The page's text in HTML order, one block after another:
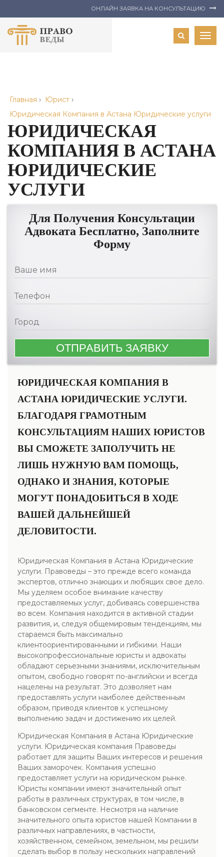
ОНЛАЙН ЗАЯВКА НА КОНСУЛЬТАЦИЮ
Главная › Юрист ›
Юридическая Компания в Астана Юридические услуги
ЮРИДИЧЕСКАЯ
КОМПАНИЯ В АСТАНА
ЮРИДИЧЕСКИЕ
УСЛУГИ
Для Получения Консультации
Адвоката Бесплатно, Заполните
Форму
ЮРИДИЧЕСКАЯ КОМПАНИЯ В
АСТАНА ЮРИДИЧЕСКИЕ УСЛУГИ.
БЛАГОДАРЯ ГРАМОТНЫМ
КОНСУЛЬТАЦИЯМ НАШИХ ЮРИСТОВ
ВЫ СМОЖЕТЕ ЗАПОЛУЧИТЬ НЕ
ЛИШЬ НУЖНУЮ ВАМ ПОМОЩЬ,
ОДНАКО И ЗНАНИЯ, КОТОРЫЕ
МОГУТ ПОНАДОБИТЬСЯ В ХОДЕ
ВАШЕЙ ДАЛЬНЕЙШЕЙ
ДЕЛОВИТОСТИ.
Юридическая Компания в Астана Юридические
услуги. Правоведы – это прежде всего команда
экспертов, отлично знающих и любящих свое дело.
Мы уделяем особое внимание качеству
предоставляемых услуг, добиваясь совершенства
во всем. Компания находится в активной стадии
развития, и, следуя общемировым тенденциям, мы
стараемся быть максимально
клиентоориентированными и гибкими. Наши
высокопрофессиональные юристы и адвокаты
обладают серьезными знаниями, исключительным
опытом, свободно говорят по-английски и всегда
нацелены на результат. Это дозволяет нам
предоставлять услуги наиболее действенным
образом, приводя клиентов к успешному
выполнению задач и достижению их целей.
Юридическая Компания в Астана Юридические
услуги. Юридическая компания Правоведы
работает для защиты Ваших интересов и решения
Ваших заморочек. Компания успешно
предоставляет услуги на юридическом рынке.
Юристы компании имеют значительный опыт
работы в различных структурах, в том числе, в
банковском сегменте. Несмотря на наличие
значительного опыта юристов нашей Компании в
различных направлениях, в частности,
хозяйственном, семейном, земельном, мы решили
сделать выбор в пользу нескольких направлений